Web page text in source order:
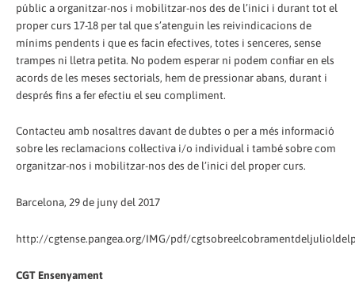
públic a organitzar-nos i mobilitzar-nos des de l’inici i durant tot el
proper curs 17-18 per tal que s’atenguin les reivindicacions de
mínims pendents i que es facin efectives, totes i senceres, sense
trampes ni lletra petita. No podem esperar ni podem confiar en els
acords de les meses sectorials, hem de pressionar abans, durant i
després fins a fer efectiu el seu compliment.
Contacteu amb nosaltres davant de dubtes o per a més informació
sobre les reclamacions col·lectiva i/o individual i també sobre com
organitzar-nos i mobilitzar-nos des de l’inici del proper curs.
Barcelona, 29 de juny del 2017
http://cgtense.pangea.org/IMG/pdf/
CGT Ensenyament